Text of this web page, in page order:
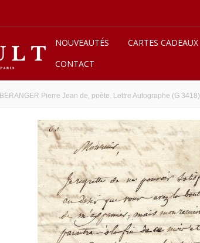
NOUVEAUTÉS CARTES CADEAUX
CONTACT
BERANGER Pierre Jean de, poète. Lettre Autographe (G 3418)